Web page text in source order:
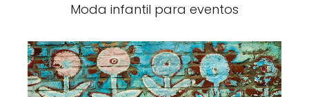
Moda infantil para eventos